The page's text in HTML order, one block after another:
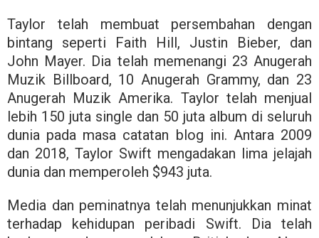
Taylor telah membuat persembahan dengan
bintang seperti Faith Hill, Justin Bieber, dan
John Mayer. Dia telah memenangi 23 Anugerah
Muzik Billboard, 10 Anugerah Grammy, dan 23
Anugerah Muzik Amerika. Taylor telah menjual
lebih 150 juta single dan 50 juta album di seluruh
dunia pada masa catatan blog ini. Antara 2009
dan 2018, Taylor Swift mengadakan lima jelajah
dunia dan memperoleh $943 juta.
Media dan peminatnya telah menunjukkan minat
terhadap kehidupan peribadi Swift. Dia telah